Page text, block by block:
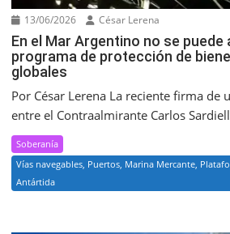
13/06/2026 César Lerena
En el Mar Argentino no se puede
programa de protección de
globales
Por César Lerena La reciente firma de
entre el Contraalmirante Carlos
Soberanía
Vías navegables, Puertos, Marina Mercante,
Antártida